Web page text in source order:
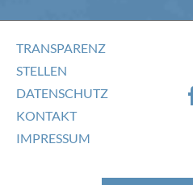
TRANSPARENZ
STELLEN
DATENSCHUTZ
KONTAKT
IMPRESSUM